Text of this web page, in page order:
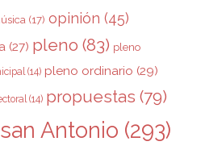
(17) opinión (45)
(27) pleno (83) pleno
(14) pleno ordinario (29)
(14) propuestas (79)
san Antonio (293)